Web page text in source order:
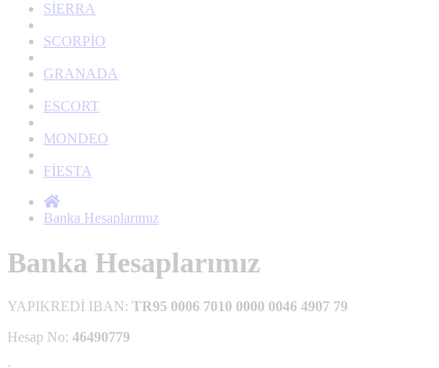
SİERRA
SCORPİO
GRANADA
ESCORT
MONDEO
FİESTA
Banka Hesaplarımız
Banka Hesaplarımız
YAPIKREDİ IBAN: TR95 0006 7010 0000 0046 4907 79
Hesap No: 46490779